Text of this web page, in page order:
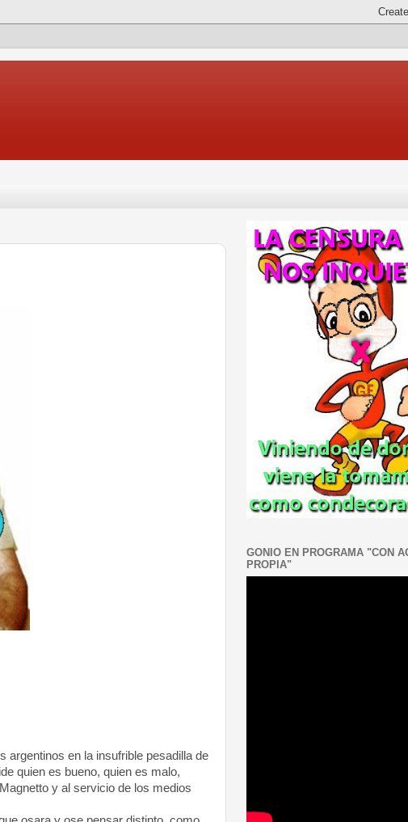
en la insufrible pesadilla de
quien es bueno, quien es malo,
y al servicio de los medios
GONIO EN PROGRAMA "CON
PROPIA"